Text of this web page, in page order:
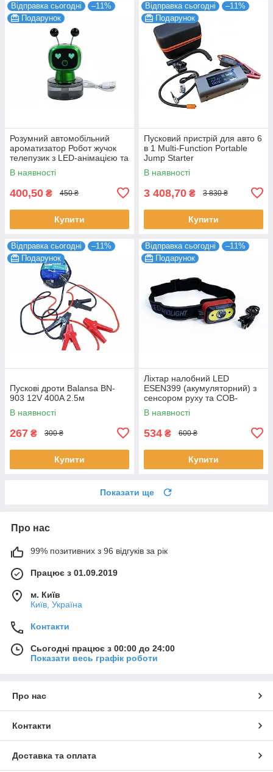
Відправка сьогодні
–11%
Подарунок
Розумний автомобільний
ароматизатор Робот жучок
телепузик з LED-анімацією та
ефектом пари
В наявності
400,50 ₴ 450 ₴
Купити
Відправка сьогодні
–11%
Подарунок
Пусковий пристрій для авто 6
в 1 Multi-Function Portable
Jump Starter
В наявності
3 408,70 ₴ 3 830 ₴
Купити
Відправка сьогодні
–11%
Подарунок
Пускові дроти Balansa BN-
903 12V 400A 2.5м
В наявності
267 ₴ 300 ₴
Купити
Відправка сьогодні
–11%
Подарунок
Ліхтар налобний LED
ESEN399 (акумуляторний) з
сенсором руху та COB-
панеллю
В наявності
534 ₴ 600 ₴
Купити
Показати ще
Про нас
99% позитивних з 96 відгуків за рік
Працює з 01.09.2019
м. Київ
Київ, Україна
Контакти
Сьогодні працює з 00:00 до 24:00
Показати весь графік роботи
Про нас
Контакти
Доставка та оплата